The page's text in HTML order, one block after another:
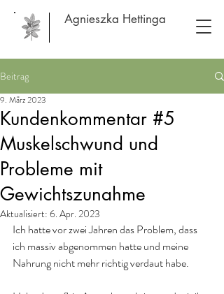
Agnieszka Hettinga
Beitrag
Kundenkommentar #5
Muskelschwund und
Probleme mit
Gewichtszunahme
9. März 2023
Aktualisiert: 6. Apr. 2023
Ich hatte vor zwei Jahren das Problem, dass
ich massiv abgenommen hatte und meine
Nahrung nicht mehr richtig verdaut habe.